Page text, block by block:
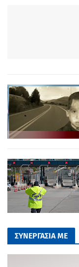
ΣΥΝΕΡΓΑΣΙΑ ΜΕ